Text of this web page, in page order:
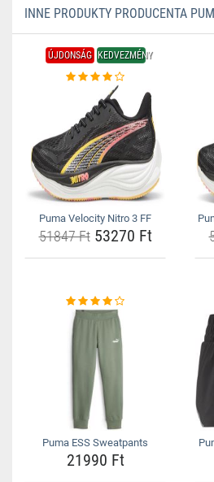
INNE PRODUKTY PRODUCENTA
ÚJDONSÁG KEDVEZMÉNY
Puma Velocity Nitro 3 FF
51847 Ft53270 Ft
Puma ESS Sweatpants
21990 Ft